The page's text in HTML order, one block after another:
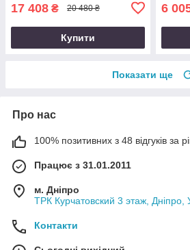
17 408 ₴ 20 480 ₴
Купити
6
Показати ще
Про нас
100% позитивних з 48 відгуків за
Працює з 31.01.2011
м. Дніпро
ТРК Курчатовский 3 этаж, Дніпро,
Контакти